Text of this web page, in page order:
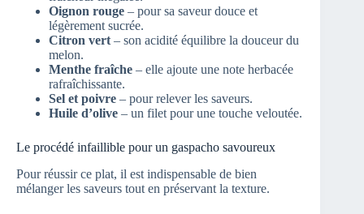
Oignon rouge – pour sa saveur douce et
légèrement sucrée.
Citron vert – son acidité équilibre la douceur du
melon.
Menthe fraîche – elle ajoute une note herbacée
rafraîchissante.
Sel et poivre – pour relever les saveurs.
Huile d’olive – un filet pour une touche veloutée.
Le procédé infaillible pour un gaspacho savoureux
Pour réussir ce plat, il est indispensable de bien
mélanger les saveurs tout en préservant la texture.